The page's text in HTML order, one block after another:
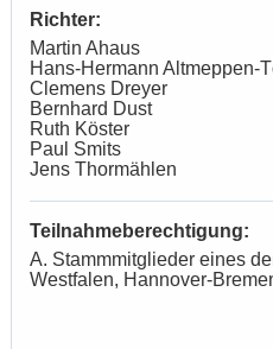
Richter:
Martin Ahaus
Hans-Hermann Altmeppen-
Clemens Dreyer
Bernhard Dust
Ruth Köster
Paul Smits
Jens Thormählen
Teilnahmeberechtigung:
A. Stammmitglieder eines
Westfalen, Hannover-